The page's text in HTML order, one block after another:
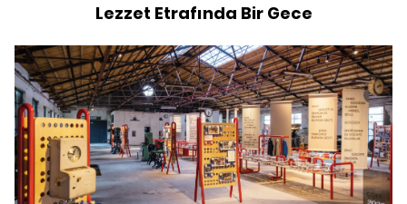
Lezzet Etrafında Bir Gece